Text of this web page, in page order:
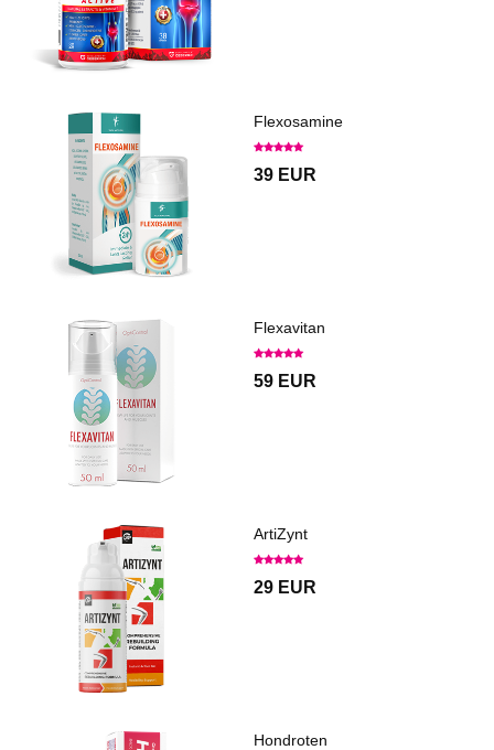
Flexosamine
39 EUR
Flexavitan
59 EUR
ArtiZynt
29 EUR
Hondroten